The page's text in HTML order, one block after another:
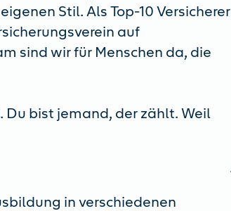
Stil. Als Top-10 Versicherer
auf
sind wir für Menschen da, die
Du bist jemand, der zählt. Weil
in verschiedenen